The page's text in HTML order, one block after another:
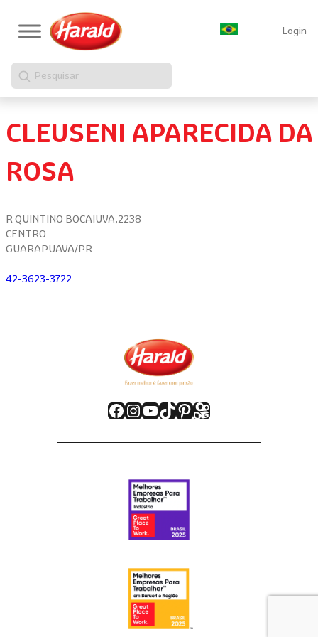
Login
Pesquisar
CLEUSENI APARECIDA DA
ROSA
R QUINTINO BOCAIUVA,2238
CENTRO
GUARAPUAVA/PR
42-3623-3722
Facebook
Instagram
Youtube
TikTok
Pinterest
Kwai